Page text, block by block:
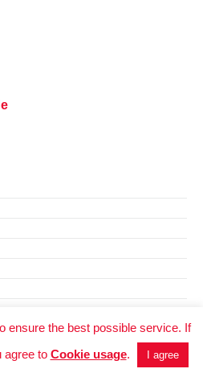
ensure the best possible service. If
agree to Cookie usage. I agree